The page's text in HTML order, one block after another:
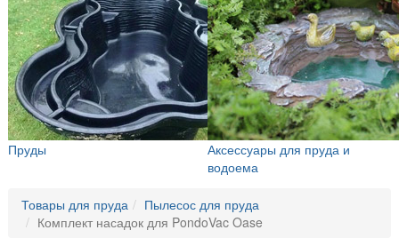
Пруды
Аксессуары для пруда и
водоема
Товары для пруда
Пылесос для пруда
Комплект насадок для PondoVac Oase